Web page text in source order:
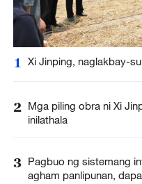
1 Xi Jinping, naglakbay-
2 Mga piling obra ni Xi
inilathala
3 Pagbuo ng sistemang
agham panlipunan,